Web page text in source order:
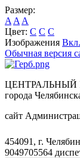
Размер:
A A A
Цвет: C C C
Изображения Вкл.
Обычная версия
ЦЕНТРАЛЬНЫЙ
города
сайт
454091, г.
9049705564